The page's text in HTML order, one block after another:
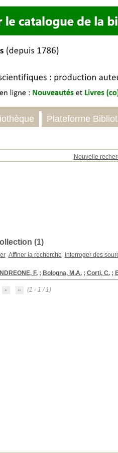
Nouvelle
(1)
Affiner la recherche Interroger des
F.; Bologna, M.A.; Corti, C.;
(1 - 1 / 1)
Plateforme